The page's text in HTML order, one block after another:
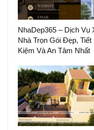
NhaDep365 – Dịch Vụ
Nhà Trọn Gói Đẹp, Tiết
Kiệm Và An Tâm Nhất